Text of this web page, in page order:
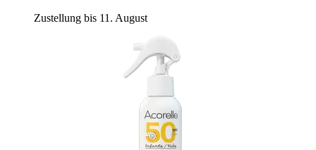
Zustellung bis 11. August